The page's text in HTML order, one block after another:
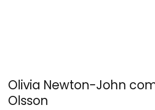
Olivia Newton-John
Olsson